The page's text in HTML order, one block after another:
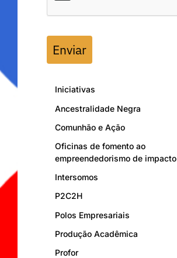
Enviar
Iniciativas
Ancestralidade Negra
Comunhão e Ação
Oficinas de fomento ao
empreendedorismo de impacto
Intersomos
P2C2H
Polos Empresariais
Produção Acadêmica
Profor